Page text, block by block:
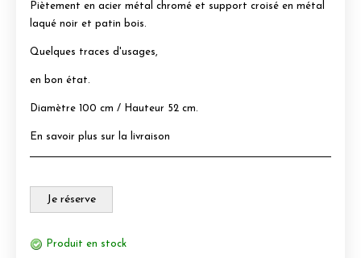
Piètement en acier métal chromé et support croisé en métal
laqué noir et patin bois.
Quelques traces d'usages,
en bon état.
Diamètre 100 cm / Hauteur 52 cm.
En savoir plus sur la livraison
Je réserve
Produit en stock